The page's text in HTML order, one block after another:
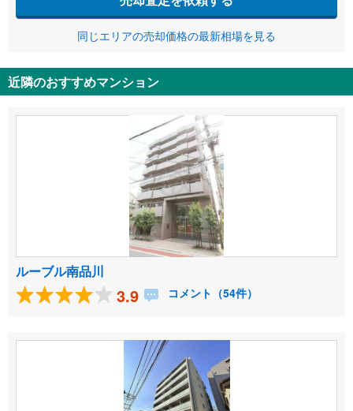
同じエリアの売却価格の最新相場を見る
近隣のおすすめマンション
ルーブル南品川
3.9 コメント（54件）